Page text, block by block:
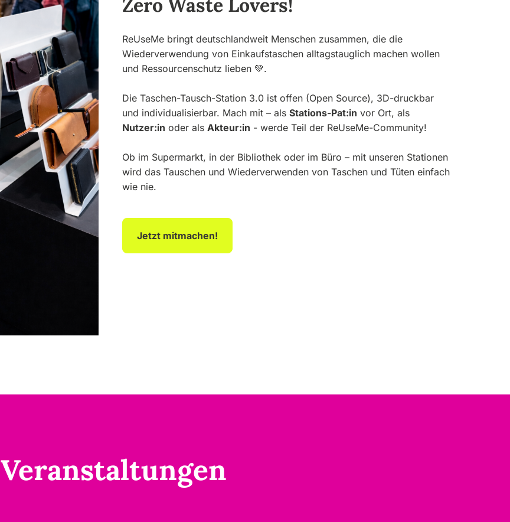
Zero Waste Lovers!
ReUseMe bringt deutschlandweit Menschen zusammen, die die
Wiederverwendung von Einkaufstaschen alltagstauglich machen wollen
und Ressourcenschutz lieben 💚.
Die Taschen-Tausch-Station 3.0 ist offen (Open Source), 3D-druckbar
und individualisierbar. Mach mit – als Stations-Pat:in vor Ort, als
Nutzer:in oder als Akteur:in - werde Teil der ReUseMe-Community!
Ob im Supermarkt, in der Bibliothek oder im Büro – mit unseren Stationen
wird das Tauschen und Wiederverwenden von Taschen und Tüten einfach
wie nie.
Jetzt mitmachen!
Veranstaltungen